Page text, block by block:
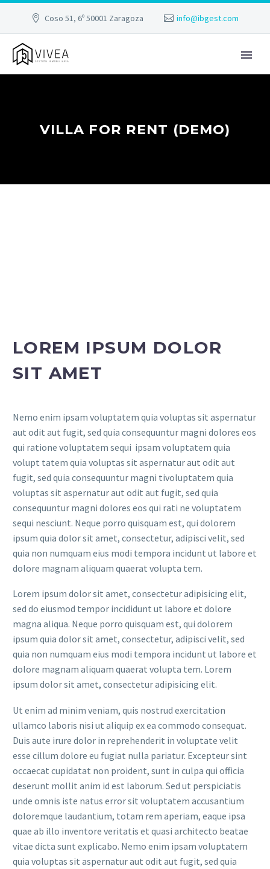
Coso 51, 6º 50001 Zaragoza info@ibgest.com
VILLA FOR RENT (DEMO)
LOREM IPSUM DOLOR
SIT AMET
Nemo enim ipsam voluptatem quia voluptas sit aspernatur
aut odit aut fugit, sed quia consequuntur magni dolores eos
qui ratione voluptatem sequi ipsam voluptatem quia
volupt tatem quia voluptas sit aspernatur aut odit aut
fugit, sed quia consequuntur magni tivoluptatem quia
voluptas sit aspernatur aut odit aut fugit, sed quia
consequuntur magni dolores eos qui rati ne voluptatem
sequi nesciunt. Neque porro quisquam est, qui dolorem
ipsum quia dolor sit amet, consectetur, adipisci velit, sed
quia non numquam eius modi tempora incidunt ut labore et
dolore magnam aliquam quaerat volupta tem.
Lorem ipsum dolor sit amet, consectetur adipisicing elit,
sed do eiusmod tempor incididunt ut labore et dolore
magna aliqua. Neque porro quisquam est, qui dolorem
ipsum quia dolor sit amet, consectetur, adipisci velit, sed
quia non numquam eius modi tempora incidunt ut labore et
dolore magnam aliquam quaerat volupta tem. Lorem
ipsum dolor sit amet, consectetur adipisicing elit.
Ut enim ad minim veniam, quis nostrud exercitation
ullamco laboris nisi ut aliquip ex ea commodo consequat.
Duis aute irure dolor in reprehenderit in voluptate velit
esse cillum dolore eu fugiat nulla pariatur. Excepteur sint
occaecat cupidatat non proident, sunt in culpa qui officia
deserunt mollit anim id est laborum. Sed ut perspiciatis
unde omnis iste natus error sit voluptatem accusantium
doloremque laudantium, totam rem aperiam, eaque ipsa
quae ab illo inventore veritatis et quasi architecto beatae
vitae dicta sunt explicabo. Nemo enim ipsam voluptatem
quia voluptas sit aspernatur aut odit aut fugit, sed quia